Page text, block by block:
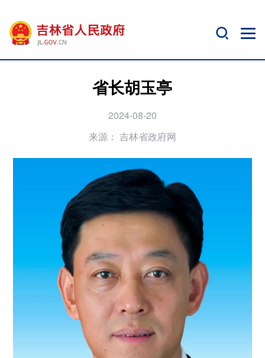
省长胡玉亭
2024-08-20
来源： 吉林省政府网